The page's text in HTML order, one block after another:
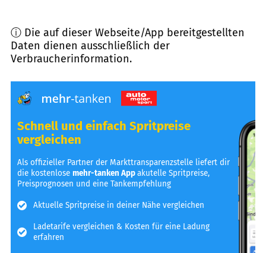
ⓘ Die auf dieser Webseite/App bereitgestellten
Daten dienen ausschließlich der
Verbraucherinformation.
Schnell und einfach Spritpreise
vergleichen
Als offizieller Partner der Markttransparenzstelle liefert dir
die kostenlosemehr-tanken Appakutelle Spritpreise,
Preisprognosen und eine Tankempfehlung
Aktuelle Spritpreise in deiner Nähe vergleichen
Ladetarife vergleichen & Kosten für eine Ladung
erfahren